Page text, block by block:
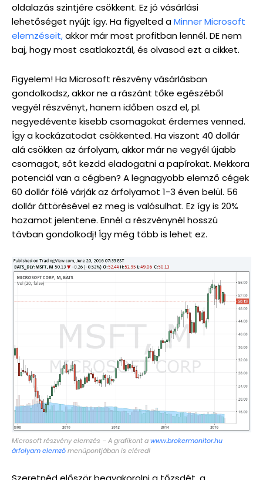
oldalazás szintjére csökkent. Ez jó vásárlási
lehetőséget nyújt így. Ha figyelted aMinner Microsoft
elemzéseit,akkor már most profitban lennél. DE nem
baj, hogy most csatlakoztál, és olvasod ezt a cikket.
Figyelem! Ha Microsoft részvény vásárlásban
gondolkodsz, akkor ne a rászánt tőke egészéből
vegyél részvényt, hanem időben oszd el, pl.
negyedévente kisebb csomagokat érdemes venned.
Így a kockázatodat csökkented. Ha viszont 40 dollár
alá csökken az árfolyam, akkor már ne vegyél újabb
csomagot, sőt kezdd eladogatni a papírokat. Mekkora
potenciál van a cégben? A legnagyobb elemző cégek
60 dollár fölé várják az árfolyamot 1-3 éven belül. 56
dollár áttörésével ez meg is valósulhat. Ez így is 20%
hozamot jelentene. Ennél a részvénynél hosszú
távban gondolkodj! Így még több is lehet ez.
Microsoft részvény elemzés – A grafikont awww.brokermonitor.hu
árfolyam elemzőmenüpontjában is eléred!